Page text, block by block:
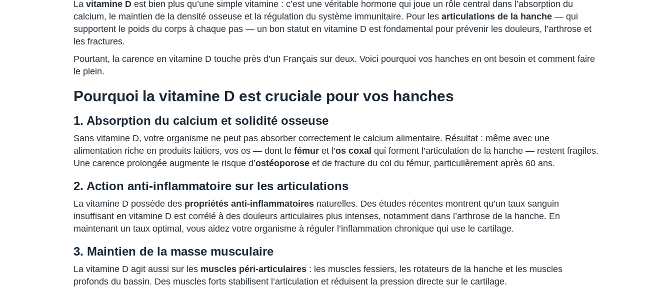
La vitamine D est bien plus qu’une simple vitamine : c’est une véritable hormone qui joue un rôle central dans l’absorption du
calcium, le maintien de la densité osseuse et la régulation du système immunitaire. Pour les articulations de la hanche — qui
supportent le poids du corps à chaque pas — un bon statut en vitamine D est fondamental pour prévenir les douleurs, l’arthrose et
les fractures.
Pourtant, la carence en vitamine D touche près d’un Français sur deux. Voici pourquoi vos hanches en ont besoin et comment faire
le plein.
Pourquoi la vitamine D est cruciale pour vos hanches
1. Absorption du calcium et solidité osseuse
Sans vitamine D, votre organisme ne peut pas absorber correctement le calcium alimentaire. Résultat : même avec une
alimentation riche en produits laitiers, vos os — dont le fémur et l’os coxal qui forment l’articulation de la hanche — restent fragiles.
Une carence prolongée augmente le risque d’ostéoporose et de fracture du col du fémur, particulièrement après 60 ans.
2. Action anti-inflammatoire sur les articulations
La vitamine D possède des propriétés anti-inflammatoires naturelles. Des études récentes montrent qu’un taux sanguin
insuffisant en vitamine D est corrélé à des douleurs articulaires plus intenses, notamment dans l’arthrose de la hanche. En
maintenant un taux optimal, vous aidez votre organisme à réguler l’inflammation chronique qui use le cartilage.
3. Maintien de la masse musculaire
La vitamine D agit aussi sur les muscles péri-articulaires : les muscles fessiers, les rotateurs de la hanche et les muscles
profonds du bassin. Des muscles forts stabilisent l’articulation et réduisent la pression directe sur le cartilage.